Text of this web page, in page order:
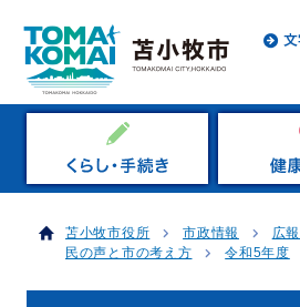
苫小牧市役所 市政情報 広
民の声と市の考え方
令和5年度